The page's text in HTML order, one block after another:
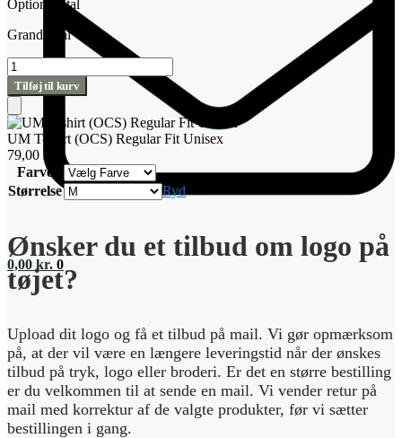
0,00 kr. 0
Options total
Grand total
UM
T-
shirt
(OCS)
Regular
Fit
Unisex
antal
Tilføj til kurv
Tilføj
til
kurv
UM T-shirt (OCS) Regular Fit Unisex
79,00 kr.
Farve
Størrelse
Ryd
Ønsker du et tilbud om logo på
tøjet?
Upload dit logo og få et tilbud på mail. Vi gør opmærksom
på, at der vil være en længere leveringstid når der ønskes
tilbud på tryk, logo eller broderi. Er det en større bestilling
er du velkommen til at sende en mail. Vi vender retur på
mail med korrektur af de valgte produkter, før vi sætter
bestillingen i gang.